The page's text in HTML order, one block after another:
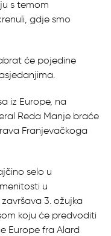
s temom
gdje smo
će pojedine
iz Europe, na
Reda Manje braće
Franjevačkoga
selo u
u
3. ožujka
koju će predvoditi
Europe fra Alard